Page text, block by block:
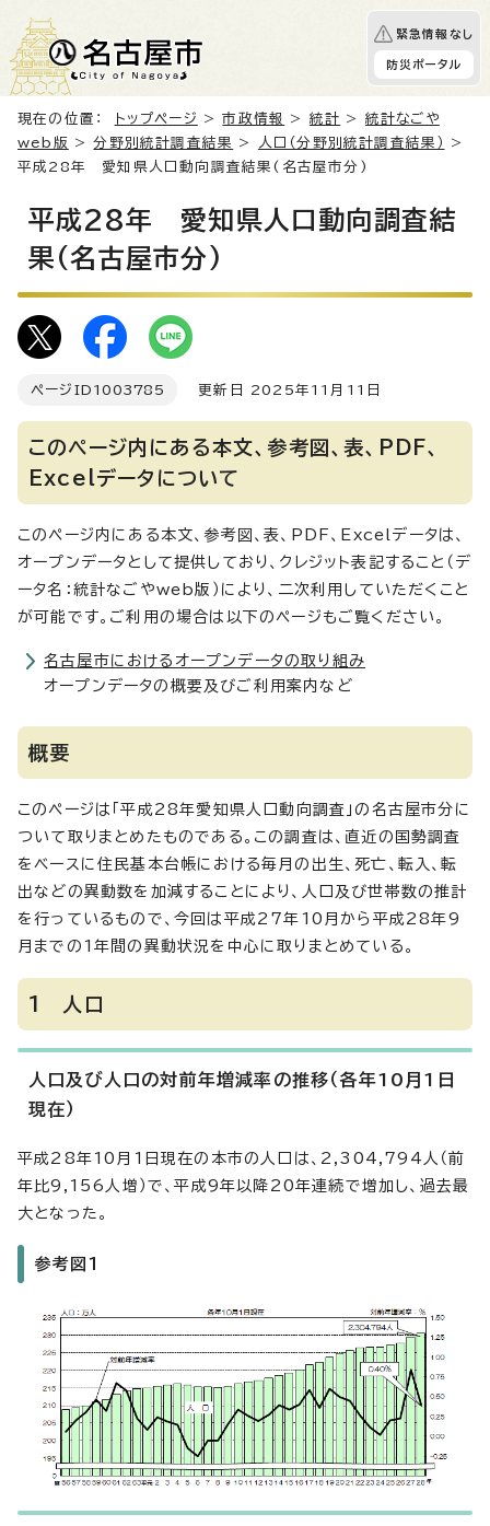
緊急情報なし
防災ポータル
現在の位置： トップページ >市政情報 > 統計 > 統計なごや
web版 >分野別統計調査結果 > 人口（分野別統計調査結果）
>
平成28年 愛知県人口動向調査結果(名古屋市分)
平成28年 愛知県人口動向調査結
果(名古屋市分)
ページID 1003785 更新日 2025年11月11日
このページ内にある本文、参考図、表、PDF、
Excelデータについて
このページ内にある本文、参考図、表、PDF、Excelデータは、
オープンデータとして提供しており、クレジット表記すること（デ
ータ名：統計なごやweb版）により、二次利用していただくこと
が可能です。ご利用の場合は以下のページもご覧ください。
名古屋市におけるオープンデータの取り組み
オープンデータの概要及びご利用案内など
概要
このページは「平成28年愛知県人口動向調査」の名古屋市分に
ついて取りまとめたものである。この調査は、直近の国勢調査
をベースに住民基本台帳における毎月の出生、死亡、転入、転
出などの異動数を加減することにより、人口及び世帯数の推計
を行っているもので、今回は平成27年10月から平成28年9
月までの1年間の異動状況を中心に取りまとめている。
1 人口
人口及び人口の対前年増減率の推移（各年10月1日
現在）
平成28年10月1日現在の本市の人口は、2,304,794人（前
年比9,156人増）で、平成9年以降20年連続で増加し、過去最
大となった。
参考図1